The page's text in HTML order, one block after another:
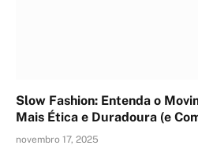
Slow Fashion: Entenda o
Mais Ética e Duradoura (e
novembro 17, 2025